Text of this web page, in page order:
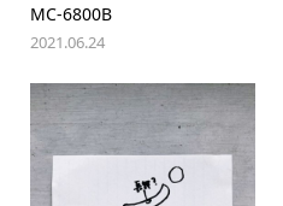
MC-6800B
2021.06.24